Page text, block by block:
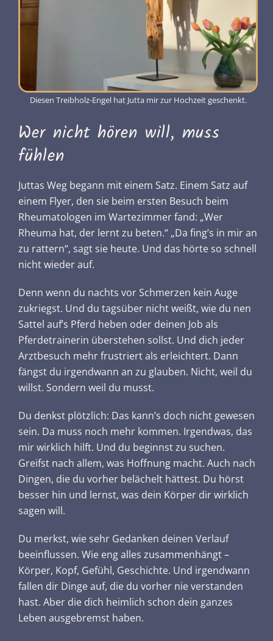
Diesen Treibholz-Engel hat Jutta mir zur Hochzeit geschenkt.
Wer nicht hören will, muss
fühlen
Juttas Weg begann mit einem Satz. Einem Satz auf
einem Flyer, den sie beim ersten Besuch beim
Rheumatologen im Wartezimmer fand: „Wer
Rheuma hat, der lernt zu beten.“ „Da fing’s in mir an
zu rattern“, sagt sie heute. Und das hörte so schnell
nicht wieder auf.
Denn wenn du nachts vor Schmerzen kein Auge
zukriegst. Und du tagsüber nicht weißt, wie du nen
Sattel auf’s Pferd heben oder deinen Job als
Pferdetrainerin überstehen sollst. Und dich jeder
Arztbesuch mehr frustriert als erleichtert. Dann
fängst du irgendwann an zu glauben. Nicht, weil du
willst. Sondern weil du musst.
Du denkst plötzlich: Das kann’s doch nicht gewesen
sein. Da muss noch mehr kommen. Irgendwas, das
mir wirklich hilft. Und du beginnst zu suchen.
Greifst nach allem, was Hoffnung macht. Auch nach
Dingen, die du vorher belächelt hättest. Du hörst
besser hin und lernst, was dein Körper dir wirklich
sagen will.
Du merkst, wie sehr Gedanken deinen Verlauf
beeinflussen. Wie eng alles zusammenhängt –
Körper, Kopf, Gefühl, Geschichte. Und irgendwann
fallen dir Dinge auf, die du vorher nie verstanden
hast. Aber die dich heimlich schon dein ganzes
Leben ausgebremst haben.